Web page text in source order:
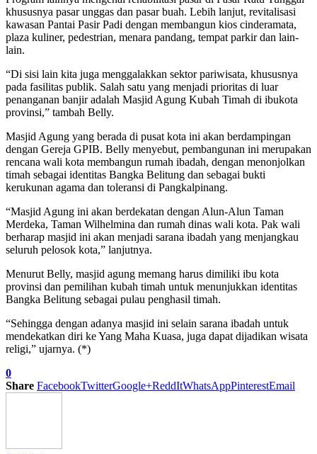
khususnya pasar unggas dan pasar buah. Lebih lanjut, revitalisasi
kawasan Pantai Pasir Padi dengan membangun kios cinderamata,
plaza kuliner, pedestrian, menara pandang, tempat parkir dan lain-
lain.
“Di sisi lain kita juga menggalakkan sektor pariwisata, khususnya
pada fasilitas publik. Salah satu yang menjadi prioritas di luar
penanganan banjir adalah Masjid Agung Kubah Timah di ibukota
provinsi,” tambah Belly.
Masjid Agung yang berada di pusat kota ini akan berdampingan
dengan Gereja GPIB. Belly menyebut, pembangunan ini merupakan
rencana wali kota membangun rumah ibadah, dengan menonjolkan
timah sebagai identitas Bangka Belitung dan sebagai bukti
kerukunan agama dan toleransi di Pangkalpinang.
“Masjid Agung ini akan berdekatan dengan Alun-Alun Taman
Merdeka, Taman Wilhelmina dan rumah dinas wali kota. Pak wali
berharap masjid ini akan menjadi sarana ibadah yang menjangkau
seluruh pelosok kota,” lanjutnya.
Menurut Belly, masjid agung memang harus dimiliki ibu kota
provinsi dan pemilihan kubah timah untuk menunjukkan identitas
Bangka Belitung sebagai pulau penghasil timah.
“Sehingga dengan adanya masjid ini selain sarana ibadah untuk
mendekatkan diri ke Yang Maha Kuasa, juga dapat dijadikan wisata
religi,” ujarnya. (*)
0
Share FacebookTwitterGoogle+ReddItWhatsAppPinterestEmail